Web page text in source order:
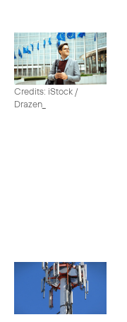
Credits: iStock /
Drazen_